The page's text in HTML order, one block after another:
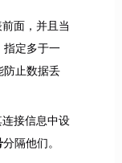
面，并且当
指定多于一
防止数据丢
接信息中设
分隔他们。